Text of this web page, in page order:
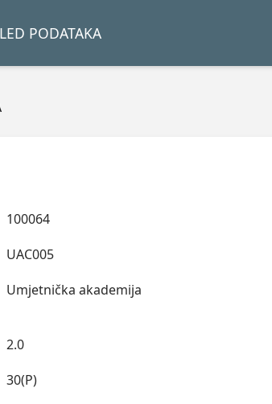
PODATAKA
100064
UAC005
Umjetnička akademija
2.0
30(P)